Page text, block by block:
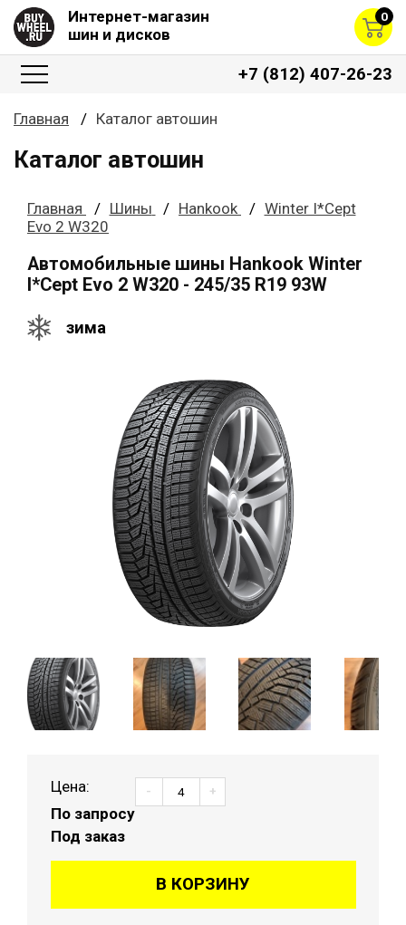
Интернет-магазин
шин и дисков
0
+7 (812) 407-26-23
Главная Каталог автошин
Каталог автошин
Главная Шины Hankook
Winter I*Cept
Evo 2 W320
Автомобильные шины Hankook Winter
I*Cept Evo 2 W320 - 245/35 R19 93W
зима
Цена:
По запросу
Под заказ
- +
В КОРЗИНУ